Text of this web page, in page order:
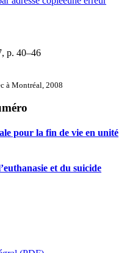
, p. 40–46
à Montréal, 2008
pour la fin de vie en unité
et du suicide